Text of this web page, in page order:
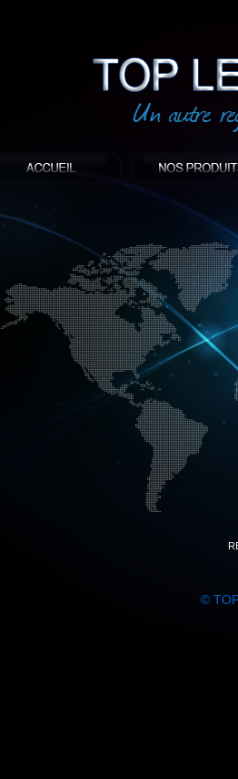
©
: Top led world
Produit décoratif led
Objet publicitaire led
éclairage blanc led
Enseigne publicitaire
Fabriquant et distributeur français
gamme à base de LED.
led, Topledworld, top led world, top
économie énergie, edf, lumière,